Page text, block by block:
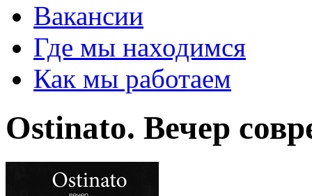
Вакансии
Где мы находимся
Как мы работаем
Ostinato. Вечер